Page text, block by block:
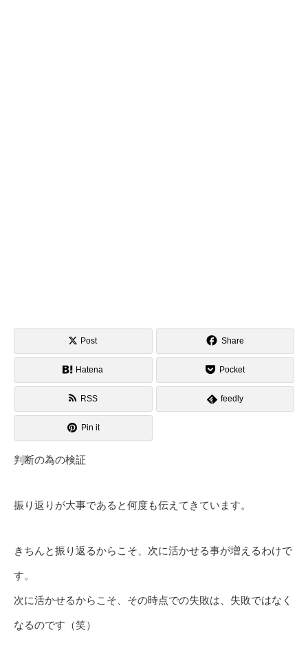
Post Share
Hatena Pocket
RSS feedly
Pin it
判断の為の検証
振り返りが大事であると何度も伝えてきています。
きちんと振り返るからこそ、次に活かせる事が増えるわけで
す。
次に活かせるからこそ、その時点での失敗は、失敗ではなく
なるのです（笑）